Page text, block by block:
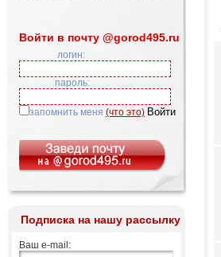
Войти в почту @gorod495.ru
логин:
пароль:
запомнить меня (что это)
Подписка на нашу рассылку
Ваш e-mail: